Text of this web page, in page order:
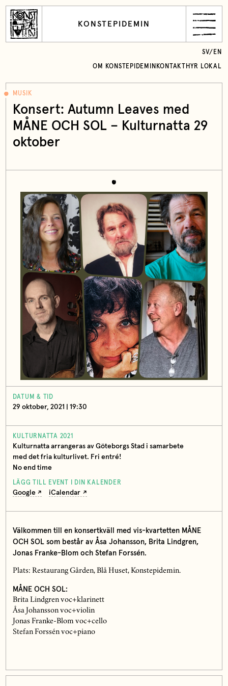
KONSTEPIDEMIN
OM KONSTEPIDEMIN KONTAKT HYR LOKAL
SV/ EN
MUSIK
Konsert: Autumn Leaves med
MÅNE OCH SOL – Kulturnatta 29
oktober
DATUM & TID
29 oktober, 2021 | 19:30
KULTURNATTA 2021
Kulturnatta arrangeras av Göteborgs Stad i samarbete
med det fria kulturlivet. Fri entré!
No end time
LÄGG TILL EVENT I DIN KALENDER
Google iCalendar
Välkommen till en konsertkväll med vis-kvartetten MÅNE
OCH SOL som består av Åsa Johansson, Brita Lindgren,
Jonas Franke-Blom och Stefan Forssén.
Plats: Restaurang Gården, Blå Huset, Konstepidemin.
MÅNE OCH SOL:
Brita Lindgren voc+klarinett
Åsa Johansson voc+violin
Jonas Franke-Blom voc+cello
Stefan Forssén voc+piano